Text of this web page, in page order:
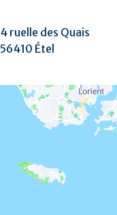
4 ruelle des Quais
56410 Étel